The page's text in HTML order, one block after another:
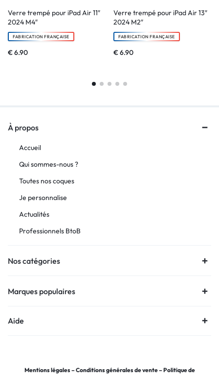
Verre trempé pour iPad Air 11″
2024 M4″
FABRICATION FRANÇAISE
€6.90
Verre trempé pour iPad Air 13″
2024 M2″
FABRICATION FRANÇAISE
€6.90
À propos
Accueil
Qui sommes-nous ?
Toutes nos coques
Je personnalise
Actualités
Professionnels BtoB
Nos catégories
Marques populaires
Aide
Mentions légales –Conditions générales de vente–Politique de